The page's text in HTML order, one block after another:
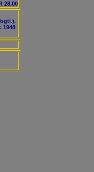
28,00
1948